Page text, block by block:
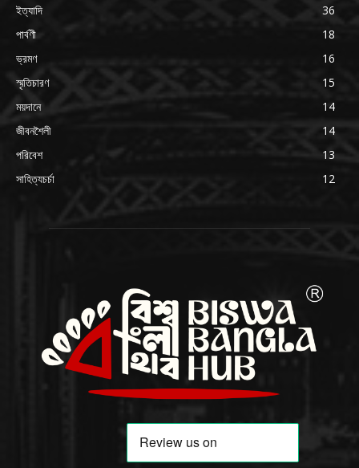
ইত্যাদি
36
পার্বণী
18
ভ্রমণ
16
স্মৃতিচারণ
15
ময়দানে
14
জীবনশৈলী
14
পরিবেশ
13
সাহিত্যচর্চা
12